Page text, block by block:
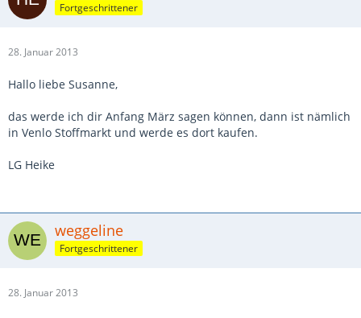
Fortgeschrittener
28. Januar 2013
Hallo liebe Susanne,
das werde ich dir Anfang März sagen können, dann ist nämlich
in Venlo Stoffmarkt und werde es dort kaufen.
LG Heike
weggeline
Fortgeschrittener
28. Januar 2013